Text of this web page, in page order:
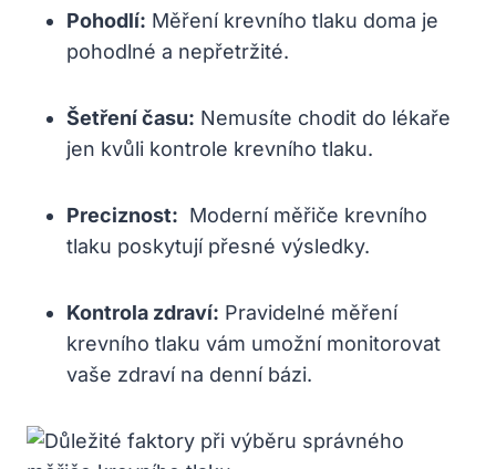
Pohodlí: Měření krevního tlaku doma je
pohodlné​ a nepřetržité.
Šetření času: Nemusíte chodit do lékaře
jen kvůli kontrole krevního tlaku.
Preciznost: ⁣ Moderní měřiče krevního
tlaku poskytují přesné výsledky.
Kontrola zdraví: Pravidelné měření
krevního tlaku vám ⁤umožní⁢ monitorovat
vaše zdraví na denní bázi.